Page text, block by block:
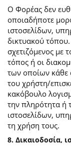
Ο Φορέας δεν
οποιαδήποτε
ιστοσελίδων,
δικτυακού τόπου.
σχετιζόμενος με
τόπος ή οι
των οποίων κάθε
του χρήστη/
κακόβουλο
την πληρότητα ή
ιστοσελίδων,
τη χρήση τους.
8. Δικαιοδοσία,